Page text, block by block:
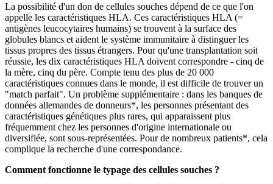
La possibilité d'un don de cellules souches dépend de ce que l'on
appelle les caractéristiques HLA. Ces caractéristiques HLA (=
antigènes leucocytaires humains) se trouvent à la surface des
globules blancs et aident le système immunitaire à distinguer les
tissus propres des tissus étrangers. Pour qu'une transplantation soit
réussie, les dix caractéristiques HLA doivent correspondre - cinq de
la mère, cinq du père. Compte tenu des plus de 20 000
caractéristiques connues dans le monde, il est difficile de trouver un
"match parfait". Un problème supplémentaire : dans les banques de
données allemandes de donneurs*, les personnes présentant des
caractéristiques génétiques plus rares, qui apparaissent plus
fréquemment chez les personnes d'origine internationale ou
diversifiée, sont sous-représentées. Pour de nombreux patients*, cela
complique la recherche d'une correspondance.
Comment fonctionne le typage des cellules souches ?